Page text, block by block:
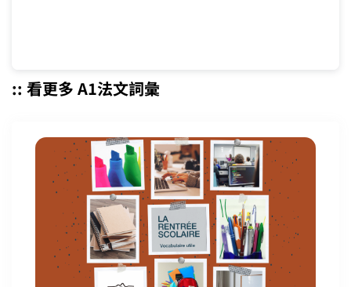
:: 看更多 A1法文詞彙